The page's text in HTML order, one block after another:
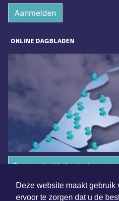
Deze website maakt gebruik
ervoor te zorgen dat u de
Aanmelden
ONLINE DAGBLADEN
Overige dagbladen in de regio
Algemene voorwaarden